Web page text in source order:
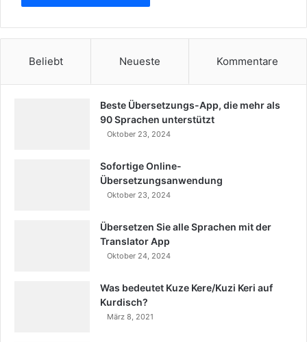
Beliebt Neueste Kommentare
Beste Übersetzungs-App, die mehr als
90 Sprachen unterstützt
Oktober 23, 2024
Sofortige Online-
Übersetzungsanwendung
Oktober 23, 2024
Übersetzen Sie alle Sprachen mit der
Translator App
Oktober 24, 2024
Was bedeutet Kuze Kere/Kuzi Keri auf
Kurdisch?
März 8, 2021